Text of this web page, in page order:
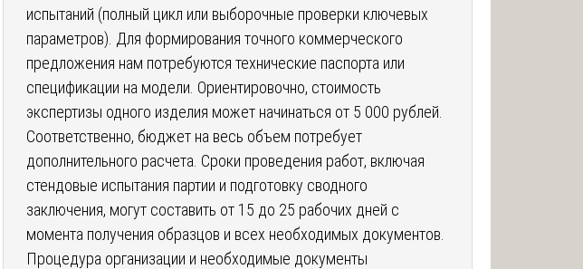
испытаний (полный цикл или выборочные проверки ключевых
параметров). Для формирования точного коммерческого
предложения нам потребуются технические паспорта или
спецификации на модели. Ориентировочно, стоимость
экспертизы одного изделия может начинаться от 5 000 рублей.
Соответственно, бюджет на весь объем потребует
дополнительного расчета. Сроки проведения работ, включая
стендовые испытания партии и подготовку сводного
заключения, могут составить от 15 до 25 рабочих дней с
момента получения образцов и всех необходимых документов.
Процедура организации и необходимые документы